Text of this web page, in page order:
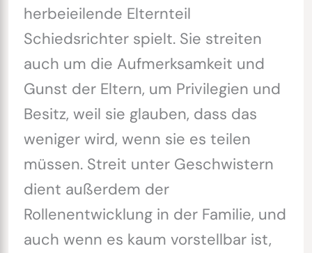
herbeieilende Elternteil
Schiedsrichter spielt. Sie streiten
auch um die Aufmerksamkeit und
Gunst der Eltern, um Privilegien und
Besitz, weil sie glauben, dass das
weniger wird, wenn sie es teilen
müssen. Streit unter Geschwistern
dient außerdem der
Rollenentwicklung in der Familie, und
auch wenn es kaum vorstellbar ist,